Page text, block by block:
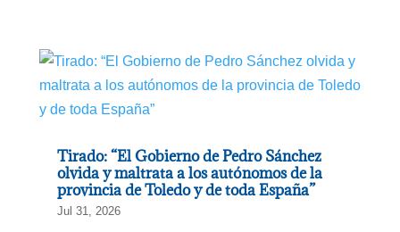
Tirado: “El Gobierno de Pedro Sánchez
olvida y maltrata a los autónomos de la
provincia de Toledo y de toda España”
Jul 31, 2026